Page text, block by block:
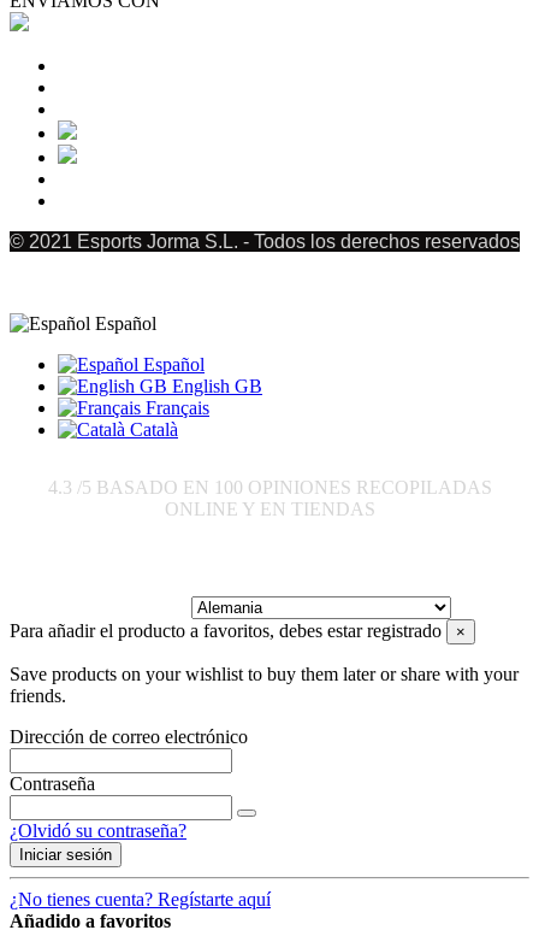
© 2021 Esports Jorma S.L. - Todos los derechos reservados
Español
Español
English GB
Français
Català
4.3 /5 BASADO EN 100 OPINIONES RECOPILADAS
ONLINE Y EN TIENDAS
Para añadir el producto a favoritos, debes estar registrado ×
Save products on your wishlist to buy them later or share with your
friends.
Dirección de correo electrónico
Contraseña
¿Olvidó su contraseña?
Iniciar sesión
¿No tienes cuenta? Regístarte aquí
Añadido a favoritos